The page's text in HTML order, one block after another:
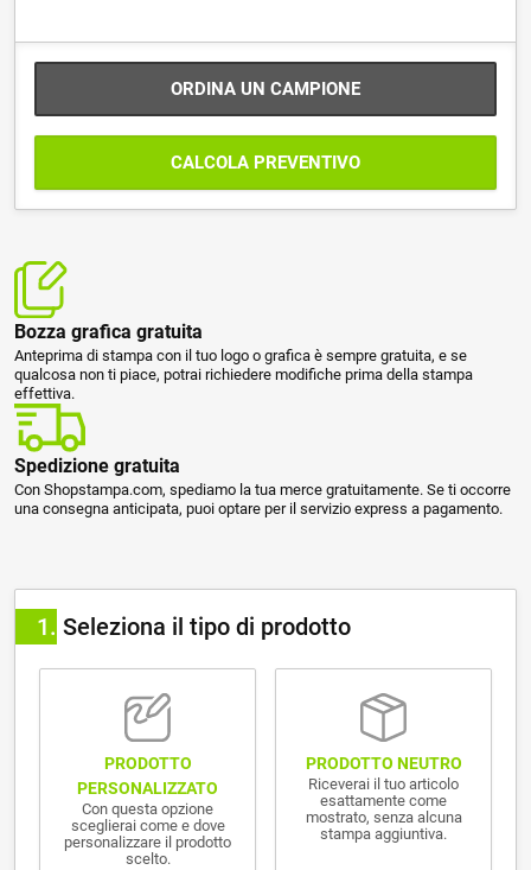
ORDINA UN CAMPIONE
CALCOLA PREVENTIVO
Bozza grafica gratuita
Anteprima di stampa con il tuo logo o grafica è sempre gratuita, e se
qualcosa non ti piace, potrai richiedere modifiche prima della stampa
effettiva.
Spedizione gratuita
Con Shopstampa.com, spediamo la tua merce gratuitamente. Se ti occorre
una consegna anticipata, puoi optare per il servizio express a pagamento.
1 Seleziona il tipo di prodotto
PRODOTTO
PERSONALIZZATO
Con questa opzione
sceglierai come e dove
personalizzare il prodotto
scelto.
PRODOTTO NEUTRO
Riceverai il tuo articolo
esattamente come
mostrato, senza alcuna
stampa aggiuntiva.